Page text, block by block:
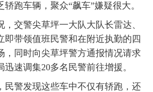
跑车辆，聚众“飙车”嫌疑很大。
交警尖草坪一大队大队长雷达、
即带领值班民警和在附近执勤的四
，同时向尖草坪警方通报情况请求
速调集20多名民警前往增援。
警发现这些车中不仅有轿跑，还